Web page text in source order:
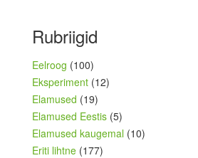
Rubriigid
Eelroog (100)
Eksperiment (12)
Elamused (19)
Elamused Eestis (5)
Elamused kaugemal (10)
Eriti lihtne (177)